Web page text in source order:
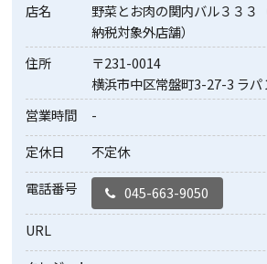
店名
野菜とお肉の関内バル３３３
納税対象外店舗）
住所
〒231-0014
横浜市中区常盤町3-27-3 ラパ
営業時間
-
定休日
不定休
電話番号
045-663-9050
URL